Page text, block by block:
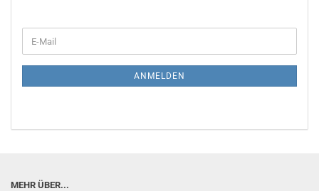
ZUR
E-
Mail
ANMELDEN
MEHR ÜBER...